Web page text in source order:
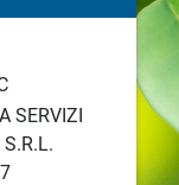
SERVIZI